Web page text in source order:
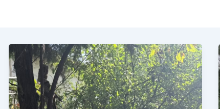
БАРГУЗОРИИ
ШАНБЕГӢ
ДАР
МУАССИСАИ
ДАВЛАТИИ